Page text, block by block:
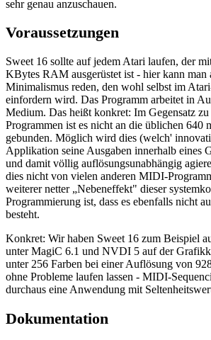
sehr genau anzuschauen.
Voraussetzungen
Sweet 16 sollte auf jedem Atari laufen, der
KBytes RAM ausgerüstet ist - hier kann man
Minimalismus reden, den wohl selbst im
einfordern wird. Das Programm arbeitet in
Medium. Das heißt konkret: Im Gegensatz
Programmen ist es nicht an die üblichen 640
gebunden. Möglich wird dies (welch'
Applikation seine Ausgaben innerhalb eines
und damit völlig auflösungsunabhängig
dies nicht von vielen anderen MIDI-
weiterer netter „Nebeneffekt" dieser
Programmierung ist, dass es ebenfalls nicht
besteht.
Konkret: Wir haben Sweet 16 zum Beispiel
unter MagiC 6.1 und NVDI 5 auf der
unter 256 Farben bei einer Auflösung von
ohne Probleme laufen lassen - MIDI-
durchaus eine Anwendung mit
Dokumentation